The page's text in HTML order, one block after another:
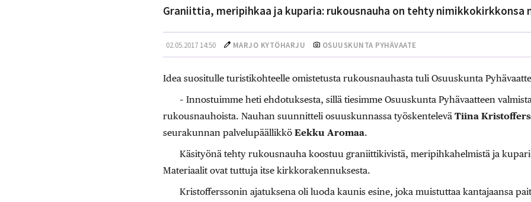
Graniittia, meripihkaa ja kuparia: rukousnauha on tehty nimikkokirkkonsa
02.05.2017 14:50 MARJO KYTÖHARJU OSUUSKUNTA PYHÄVAATE
Idea suositulle turistikohteelle omistetusta rukousnauhasta tuli Osuuskunta
– Innostuimme heti ehdotuksesta, sillä tiesimme Osuuskunta Pyhävaatteen
rukousnauhoista. Nauhan suunnitteli osuuskunnassa työskentelevä Tiina
seurakunnan palvelupäällikkö Eekku Aromaa.
Käsityönä tehty rukousnauha koostuu graniittikivistä, meripihkahelmistä ja
Materiaalit ovat tuttuja itse kirkkorakennuksesta.
Kristofferssonin ajatuksena oli luoda kaunis esine, joka muistuttaa kantajaansa